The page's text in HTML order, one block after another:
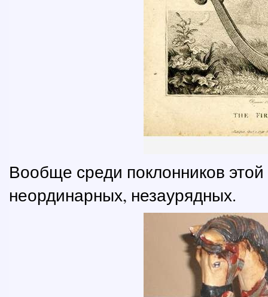
Вообще среди поклонников
неординарных, незаурядных.